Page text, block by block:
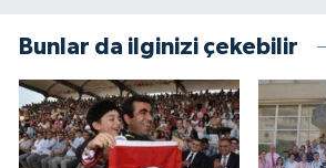
Bunlar da ilginizi çekebilir